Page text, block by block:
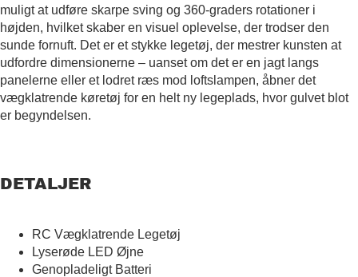
muligt at udføre skarpe sving og 360-graders rotationer i
højden, hvilket skaber en visuel oplevelse, der trodser den
sunde fornuft. Det er et stykke legetøj, der mestrer kunsten at
udfordre dimensionerne – uanset om det er en jagt langs
panelerne eller et lodret ræs mod loftslampen, åbner det
vægklatrende køretøj for en helt ny legeplads, hvor gulvet blot
er begyndelsen.
DETALJER
RC Vægklatrende Legetøj
Lyserøde LED Øjne
Genopladeligt Batteri